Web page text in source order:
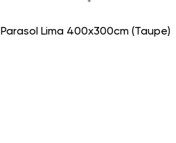
Parasol Lima 400x300cm (Taupe)